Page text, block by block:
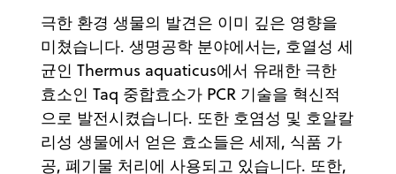
극한 환경 생물의 발견은 이미 깊은 영향을
미쳤습니다. 생명공학 분야에서는, 호열성 세
균인 Thermus aquaticus에서 유래한 극한
효소인 Taq 중합효소가 PCR 기술을 혁신적
으로 발전시켰습니다. 또한 호염성 및 호알칼
리성 생물에서 얻은 효소들은 세제, 식품 가
공, 폐기물 처리에 사용되고 있습니다. 또한,